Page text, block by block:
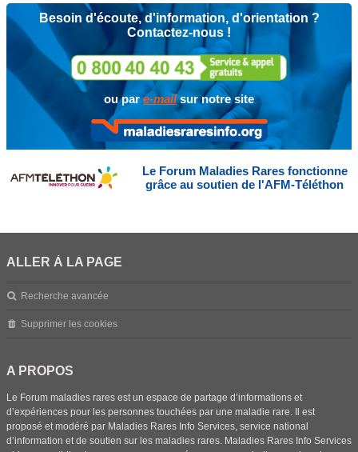
Besoin d'écoute, d'information, d'orientation ?
Contactez-nous !
ou pare-mailsur notre site
Le Forum Maladies Rares fonctionne
grâce au soutien de l'AFM-Téléthon
ALLER À LA PAGE
Recherche avancée
Supprimer les cookies
A PROPOS
Le Forum maladies rares est un espace de partage d’informations et
d’expériences pour les personnes touchées par une maladie rare. Il est
proposé et modéré par Maladies Rares Info Services, service national
d’information et de soutien sur les maladies rares. Maladies Rares Info Services